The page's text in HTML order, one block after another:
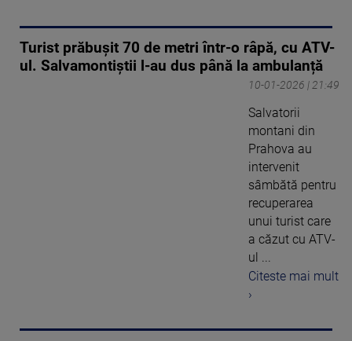
Turist prăbușit 70 de metri într-o râpă, cu ATV-
ul. Salvamontiștii l-au dus până la ambulanță
10-01-2026 | 21:49
Salvatorii
montani din
Prahova au
intervenit
sâmbătă pentru
recuperarea
unui turist care
a căzut cu ATV-
ul ...
Citeste mai mult
›